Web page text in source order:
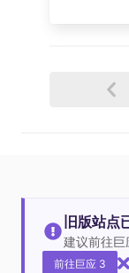
旧版站点
建议前往巨
前往巨应 3